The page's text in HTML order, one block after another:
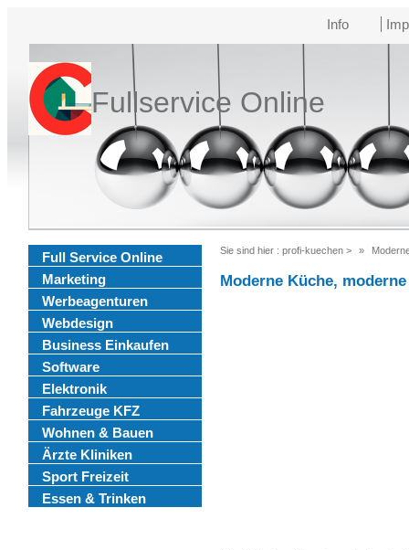
Info
Fullservice Online
Full Service Online
Marketing
Werbeagenturen
Webdesign
Business Einkaufen
Software
Elektronik
Fahrzeuge KFZ
Wohnen & Bauen
Ärzte Kliniken
Sport Freizeit
Essen & Trinken
Sie sind hier : profi-kuechen >
Moderne Küche,